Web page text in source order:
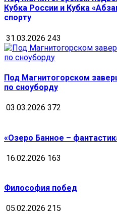
Кубка России и Кубка
спорту
31.03.2026 243
Под Магнитогорском
по сноуборду
03.03.2026 372
«Озеро Банное –
16.02.2026 163
Философия побед
05.02.2026 215